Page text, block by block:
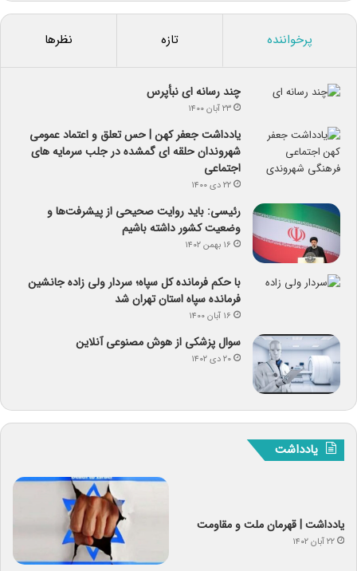
پرخواننده تازه نظرها
چند رسانه ای نبأپرس
۲۳ آبان ۱۴۰۰
یادداشت جعفر کهن | حس تعلق و اعتماد عمومی
شهروندان حلقه ای گمشده در جلب سرمایه های
اجتماعی
۲۲ دی ۱۴۰۰
رئیسی: باید روایت صحیحی از پیشرفت‌ها و
وضعیت کشور داشته باشیم
۱۶ بهمن ۱۴۰۲
با حکم فرمانده کل سپاه؛ سردار ولی زاده جانشین
فرمانده سپاه استان تهران شد
۱۶ آبان ۱۴۰۰
سوال پزشکی از هوش مصنوعی آنلاین
۲۰ دی ۱۴۰۲
یادداشت
یادداشت | قهرمان ملت و مقاومت
۲۲ آبان ۱۴۰۲